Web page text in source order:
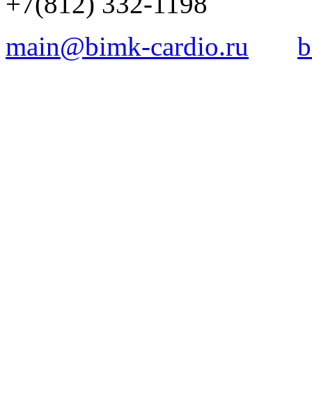
main@bimk-cardio.ru